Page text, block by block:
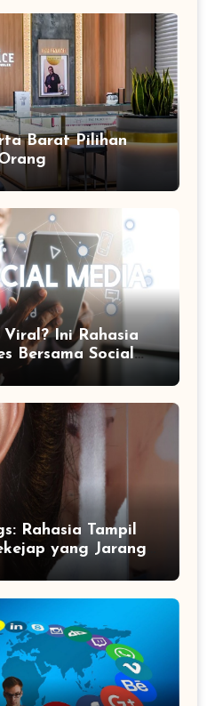
Barat Pilihan
Ini Rahasia
Bersama Social
Agency
Rahasia Tampil
yang Jarang